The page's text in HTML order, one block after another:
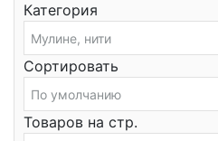
Категория
Сортировать
Товаров на стр.